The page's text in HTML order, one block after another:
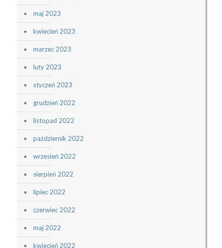
maj 2023
kwiecień 2023
marzec 2023
luty 2023
styczeń 2023
grudzień 2022
listopad 2022
październik 2022
wrzesień 2022
sierpień 2022
lipiec 2022
czerwiec 2022
maj 2022
kwiecień 2022